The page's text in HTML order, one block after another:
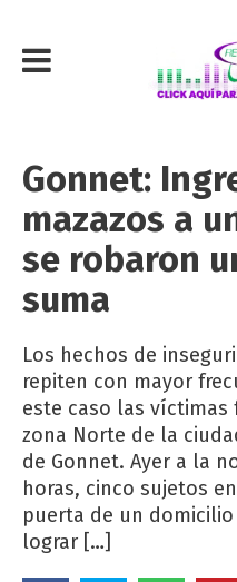
Gonnet:
mazazos a
se robaron
suma
Los hechos de
repiten con mayor
este caso las
zona Norte de la
de Gonnet. Ayer a la
horas, cinco sujetos
puerta de un
lograr […]